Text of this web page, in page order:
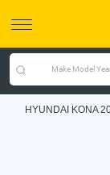
HYUNDAI KONA